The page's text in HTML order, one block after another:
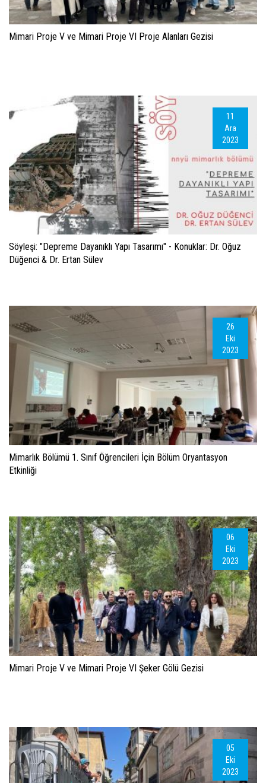
Mimari Proje V ve Mimari Proje VI Proje Alanları Gezisi
11
Ara
2023
Söyleşi: "Depreme Dayanıklı Yapı Tasarımı" - Konuklar: Dr. Oğuz
Düğenci & Dr. Ertan Sülev
26
Eki
2023
Mimarlık Bölümü 1. Sınıf Öğrencileri İçin Bölüm Oryantasyon
Etkinliği
06
Eki
2023
Mimari Proje V ve Mimari Proje VI Şeker Gölü Gezisi
05
Eki
2023